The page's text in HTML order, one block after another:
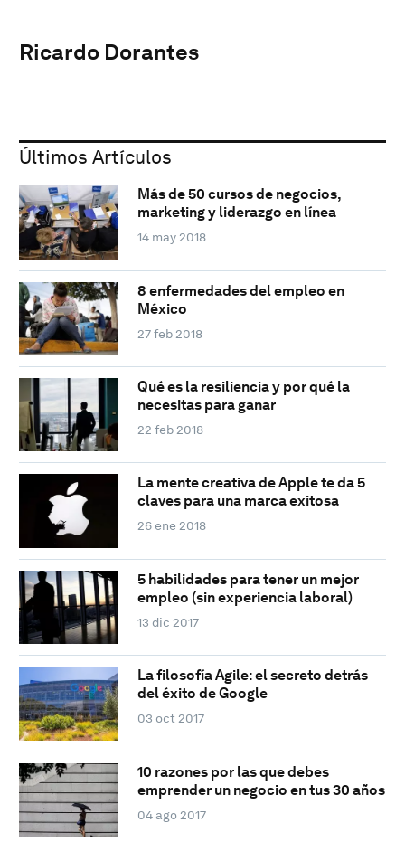
Ricardo Dorantes
Últimos Artículos
Más de 50 cursos de negocios,
marketing y liderazgo en línea
14 may 2018
8 enfermedades del empleo en
México
27 feb 2018
Qué es la resiliencia y por qué la
necesitas para ganar
22 feb 2018
La mente creativa de Apple te da 5
claves para una marca exitosa
26 ene 2018
5 habilidades para tener un mejor
empleo (sin experiencia laboral)
13 dic 2017
La filosofía Agile: el secreto detrás
del éxito de Google
03 oct 2017
10 razones por las que debes
emprender un negocio en tus 30 años
04 ago 2017